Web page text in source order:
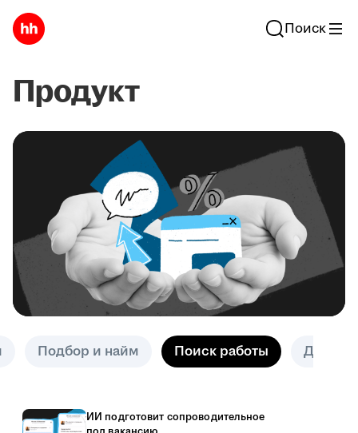
Поиск
Продукт
Подбор и найм Поиск работы Другое
ИИ подготовит сопроводительное